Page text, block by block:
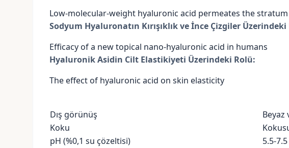
Low-molecular-weight hyaluronic acid permeates the
Sodyum Hyaluronatın Kırışıklık ve İnce Çizgiler
Efficacy of a new topical nano-hyaluronic acid in humans
Hyaluronik Asidin Cilt Elastikiyeti Üzerindeki Rolü:
The effect of hyaluronic acid on skin elasticity
Dış görünüş
Beyaz
Koku
pH (%0,1 su çözeltisi)
5.5-7.5